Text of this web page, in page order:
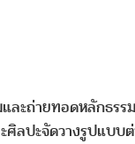
ละถ่ายทอดหลักธ
ศิลปะจัดวางรูปแบบ